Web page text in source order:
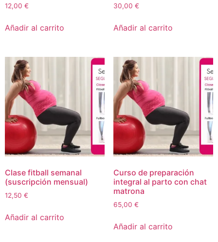
12,00 €
Añadir al carrito
30,00 €
Añadir al carrito
Clase fitball semanal
(suscripción mensual)
12,50 €
Añadir al carrito
Curso de preparación
integral al parto con chat
matrona
65,00 €
Añadir al carrito